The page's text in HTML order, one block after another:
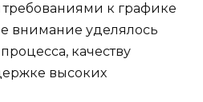
к графике
внимание уделялось
качеству
высоких